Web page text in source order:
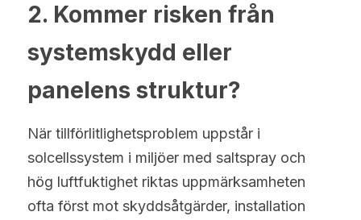
2. Kommer risken från
systemskydd eller
panelens struktur?
När tillförlitlighetsproblem uppstår i
solcellssystem i miljöer med saltspray och
hög luftfuktighet riktas uppmärksamheten
ofta först mot skyddsåtgärder, installation